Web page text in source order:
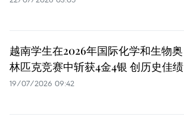
越南学生在2026年国际化学和生物奥
林匹克竞赛中斩获4金4银 创历史佳绩
19/07/2026 09:42